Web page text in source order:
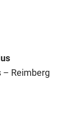
– Reimberg